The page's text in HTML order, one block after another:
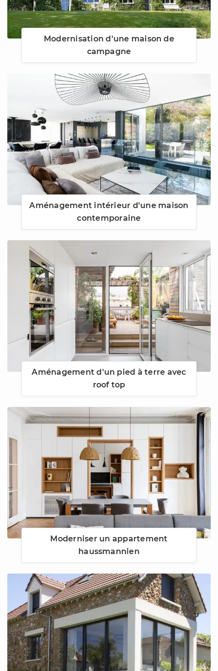
Modernisation d'une maison de
campagne
Aménagement intérieur d'une maison
contemporaine
Aménagement d'un pied à terre avec
roof top
Moderniser un appartement
haussmannien